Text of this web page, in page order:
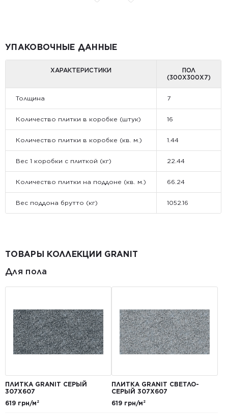
УПАКОВОЧНЫЕ ДАННЫЕ
ХАРАКТЕРИСТИКИ
ПОЛ
(300X300X7)
Толщина 7
Количество плитки в коробке (штук) 16
Количество плитки в коробке (кв. м.) 1.44
Вес 1 коробки с плиткой (кг) 22.44
Количество плитки на поддоне (кв. м.) 66.24
Вес поддона брутто (кг) 1052.16
ТОВАРЫ КОЛЛЕКЦИИ GRANIT
Для пола
ПЛИТКА GRANIT СЕРЫЙ
307Х607
619 грн/м²
ПЛИТКА GRANIT СВЕТЛО-
СЕРЫЙ 307Х607
619 грн/м²